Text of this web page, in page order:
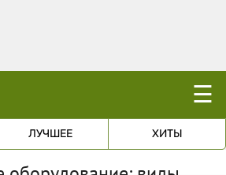
☰
ЛУЧШЕЕ ХИТЫ